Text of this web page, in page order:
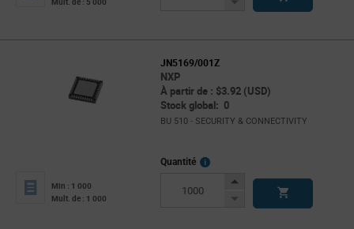
JN5169/001Z
NXP
À partir de : $3.92 (USD)
Stock global: 0
BU 510 - SECURITY & CONNECTIVITY
Min : 1 000
Mult. de : 1 000
Quantité
More
Increase
Decrease